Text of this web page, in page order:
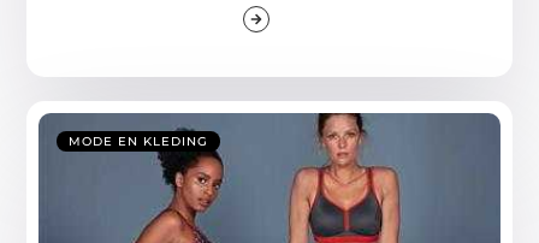
MODE EN KLEDING